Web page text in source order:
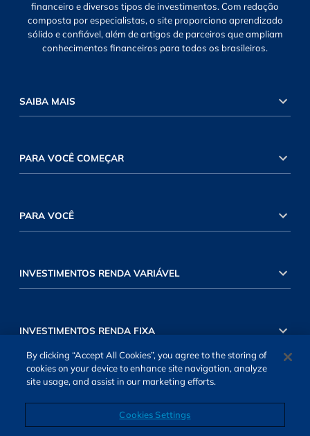
financeiro e diversos tipos de investimentos. Com redação
composta por especialistas, o site proporciona aprendizado
sólido e confiável, além de artigos de parceiros que ampliam
conhecimentos financeiros para todos os brasileiros.
SAIBA MAIS
PARA VOCÊ COMEÇAR
PARA VOCÊ
INVESTIMENTOS RENDA VARIÁVEL
INVESTIMENTOS RENDA FIXA
By clicking “Accept All Cookies”, you agree to the storing of
cookies on your device to enhance site navigation, analyze
site usage, and assist in our marketing efforts.
Cookies Settings